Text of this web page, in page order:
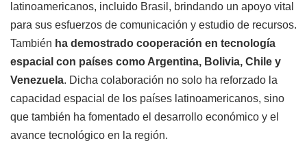
latinoamericanos, incluido Brasil, brindando un apoyo vital
para sus esfuerzos de comunicación y estudio de recursos.
También ha demostrado cooperación en tecnología
espacial con países como Argentina, Bolivia, Chile y
Venezuela. Dicha colaboración no solo ha reforzado la
capacidad espacial de los países latinoamericanos, sino
que también ha fomentado el desarrollo económico y el
avance tecnológico en la región.